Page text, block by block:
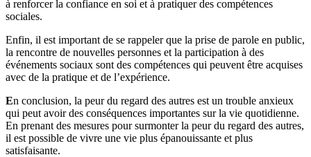
à renforcer la confiance en soi et à pratiquer des compétences
sociales.
Enfin, il est important de se rappeler que la prise de parole en public,
la rencontre de nouvelles personnes et la participation à des
événements sociaux sont des compétences qui peuvent être acquises
avec de la pratique et de l’expérience.
En conclusion, la peur du regard des autres est un trouble anxieux
qui peut avoir des conséquences importantes sur la vie quotidienne.
En prenant des mesures pour surmonter la peur du regard des autres,
il est possible de vivre une vie plus épanouissante et plus
satisfaisante.